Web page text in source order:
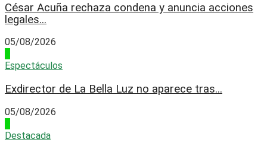
César Acuña rechaza condena y anuncia acciones
legales...
05/08/2026
Espectáculos
Exdirector de La Bella Luz no aparece tras...
05/08/2026
Destacada